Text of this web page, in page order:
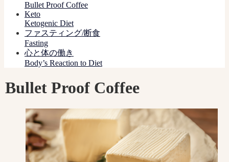
Bullet Proof Coffee
Keto
Ketogenic Diet
ファスティング/断食
Fasting
心と体の働き
Body’s Reaction to Diet
Bullet Proof Coffee